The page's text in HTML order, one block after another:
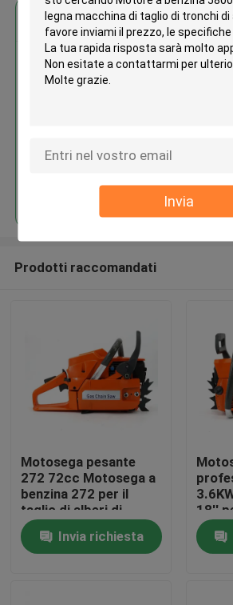
Invia
Casa.
Prodotti
Ottieni il miglior
Motore a
Continua
Prodotti raccomandati
Motosega pesante
272 72cc Motosega a
benzina 272 per il
taglio di alberi di
grandi dimensioni
Invia richiesta
18''
e